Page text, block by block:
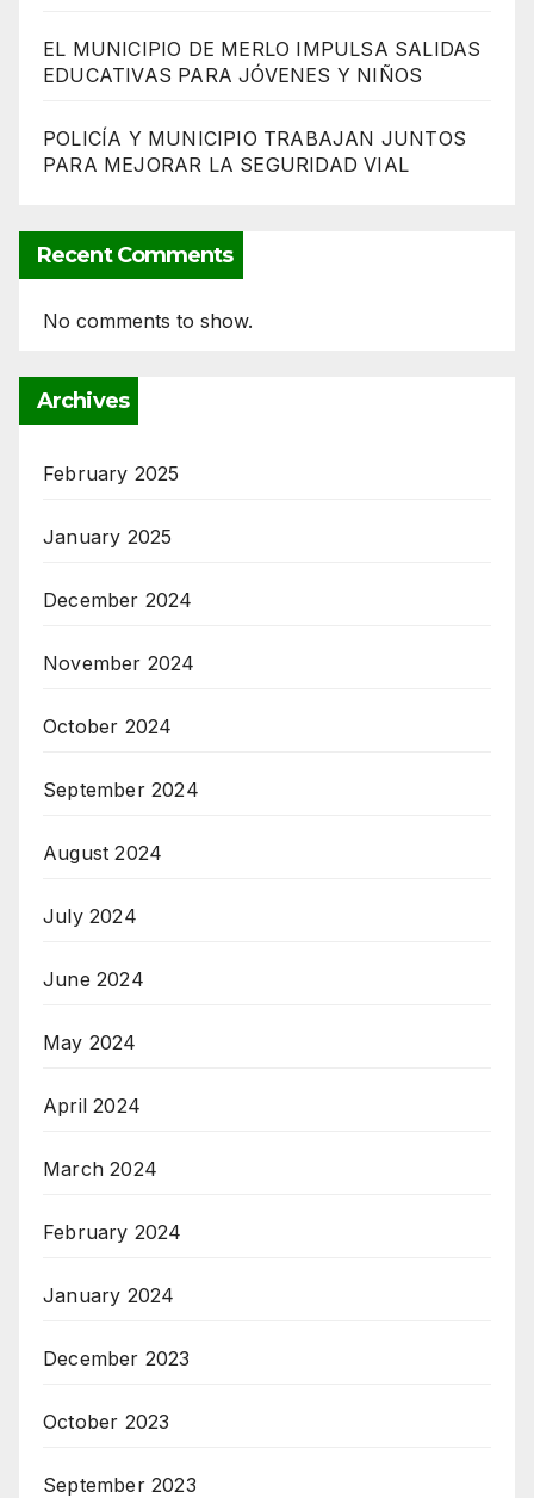
EL MUNICIPIO DE MERLO IMPULSA SALIDAS
EDUCATIVAS PARA JÓVENES Y NIÑOS
POLICÍA Y MUNICIPIO TRABAJAN JUNTOS
PARA MEJORAR LA SEGURIDAD VIAL
Recent Comments
No comments to show.
Archives
February 2025
January 2025
December 2024
November 2024
October 2024
September 2024
August 2024
July 2024
June 2024
May 2024
April 2024
March 2024
February 2024
January 2024
December 2023
October 2023
September 2023